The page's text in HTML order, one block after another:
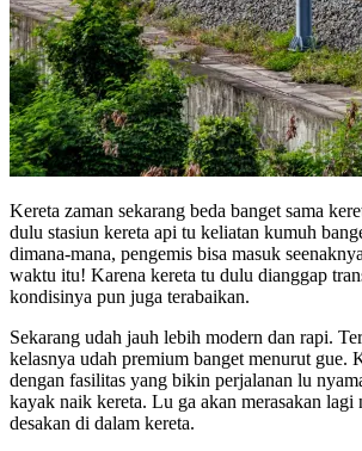
Kereta zaman sekarang beda banget sama
dulu stasiun kereta api tu keliatan kumuh
dimana-mana, pengemis bisa masuk
waktu itu! Karena kereta tu dulu dianggap
kondisinya pun juga terabaikan.
Sekarang udah jauh lebih modern dan rapi.
kelasnya udah premium banget menurut gue.
dengan fasilitas yang bikin perjalanan lu
kayak naik kereta. Lu ga akan merasakan lagi
desakan di dalam kereta.